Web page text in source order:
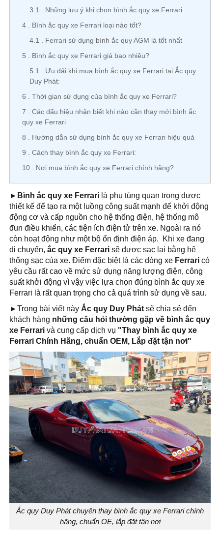
3.1
Những lưu ý khi chọn bình ắc quy xe Ferrari
4
Bình ắc quy xe Ferrari loại nào tốt?
4.1
Ferrari sử dụng bình ắc quy AGM là tốt nhất
5
Bình ắc quy xe Ferrari giá bao nhiêu?
5.1
Ưu đãi khi mua bình ắc quy xe Ferrari tại Ắc quy
Duy Phát:
6
Thời gian sử dụng của bình ắc quy xe Ferrari?
7
Các dấu hiệu nhận biết khi nào cần thay mới bình ắc
quy xe Ferrari
8
Hướng dẫn sử dụng bình ắc quy xe Ferrari hiệu quả
9
Cách thay bình ắc quy xe Ferrari:
10
Nơi mua bình ắc quy xe Ferrari chính hãng?
►Bình ắc quy xe Ferrari là phụ tùng quan trọng được
thiết kế để tạo ra một luồng công suất mạnh để khởi động
động cơ và cấp nguồn cho hệ thống điện, hệ thống mô
đun điều khiển, các tiện ích điện tử trên xe. Ngoài ra nó
còn hoạt động như một bộ ổn định điện áp. Khi xe đang
di chuyển, ắc quy xe Ferrari sẽ được sạc lại bằng hệ
thống sạc của xe. Điểm đặc biệt là các dòng xe Ferrari có
yêu cầu rất cao về mức sử dụng năng lượng điện, công
suất khởi động vì vậy việc lựa chọn đúng bình ắc quy xe
Ferrari là rất quan trọng cho cả quá trình sử dụng về sau.
►Trong bài viết này Ắc quy Duy Phát sẽ chia sẻ đến
khách hàng những câu hỏi thường gặp về bình ắc quy
xe Ferrari và cung cấp dịch vụ "Thay bình ắc quy xe
Ferrari Chính Hãng, chuẩn OEM, Lắp đặt tận nơi"
Ắc quy Duy Phát chuyên thay bình ắc quy xe Ferrari chính
hãng, chuẩn OE, lắp đặt tận nơi